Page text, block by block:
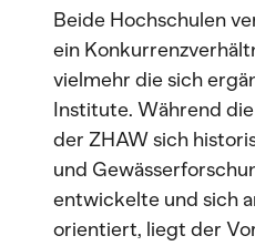
Beide Hochschulen
ein
vielmehr die sich
Institute. Während
der ZHAW sich
und
entwickelte und sich
orientiert, liegt der